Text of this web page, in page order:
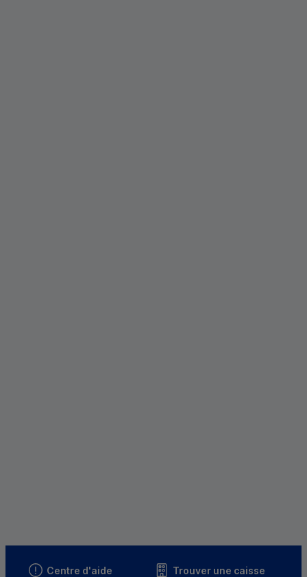
Centre d'aide Trouver une caisse